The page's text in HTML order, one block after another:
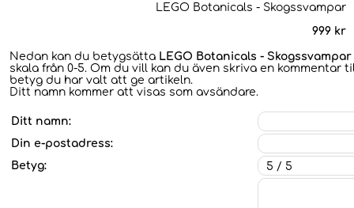
LEGO Botanicals - Skogssvampar
999 kr
Nedan kan du betygsätta LEGO Botanicals - Skogssvampar
skala från 0-5. Om du vill kan du även skriva en kommentar
betyg du har valt att ge artikeln.
Ditt namn kommer att visas som avsändare.
Ditt namn:
Din e-postadress:
Betyg: